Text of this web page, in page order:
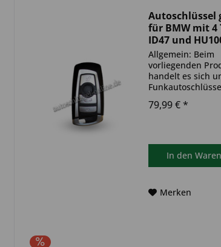
Autoschlüssel
für BMW mit 4
ID47 und
Go
Allgemein: Beim
vorliegenden
handelt es sich
Wegfahrsperre
verbaut. Bitte
dass der
79,99 € *
In den
Merken